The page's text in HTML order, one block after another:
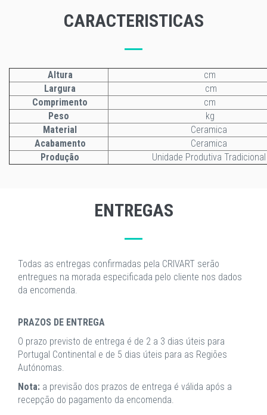
CARACTERISTICAS
Altura
cm
Largura
cm
Comprimento
cm
Peso
kg
Material
Ceramica
Acabamento
Ceramica
Produção
Unidade Produtiva Tradicional
ENTREGAS
Todas as entregas confirmadas pela CRIVART serão
entregues na morada especificada pelo cliente nos dados
da encomenda.
PRAZOS DE ENTREGA
O prazo previsto de entrega é de 2 a 3 dias úteis para
Portugal Continental e de 5 dias úteis para as Regiões
Autónomas.
Nota: a previsão dos prazos de entrega é válida após a
recepção do pagamento da encomenda.